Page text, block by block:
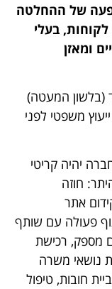
של ההחלטה
בעלי
ומאזן
(בלשון המעטה)
משפטי לפני
יהיה קריטי
חוזה
אתר
פעולה עם שותף
מספק, רכישת
נושאי משרה
חובות, טיפול